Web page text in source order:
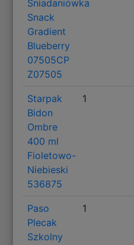
Śniadaniówka
Snack
Gradient
Blueberry
07505CP
Z07505
Starpak
Bidon
Ombre
400 ml
Fioletowo-
Niebieski
536875
1
Paso
Plecak
Szkolny
1